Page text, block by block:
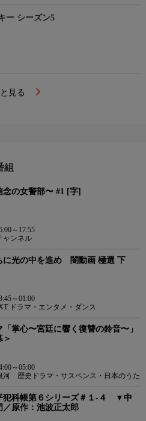
ー シーズン5
と見る
組
念の女警部〜 #1 [字]
～17:55
ャンネル
に光の中を進め 闇動画 極選 下
～01:00
ドラマ・エンタメ・ダンス
掌心〜宮廷に響く復讐の鈴音〜」
＞
～05:00
河 歴史ドラマ・サスペンス・日本のうた
犯科帳第６シリーズ＃１-４ ▼中
／原作：池波正太郎